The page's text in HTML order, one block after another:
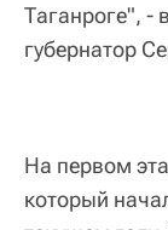
Таганроге", -
губернатор
На первом
который